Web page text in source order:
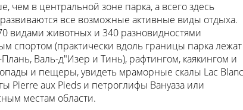
чем в центральной зоне парка, а всего здесь
все возможные активные виды отдыха.
видами животных и 340 разновидностями
спортом (практически вдоль границы парка лежат
Плань, Валь-д"Изер и Тинь), рафтингом, каякингом и
и пещеры, увидеть мраморные скалы Lac Blanc
Pierre aux Pieds и петроглифы Вануаза или
местам области.